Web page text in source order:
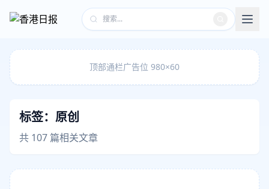
顶部通栏广告位 980×60
标签： 原创
共 107 篇相关文章